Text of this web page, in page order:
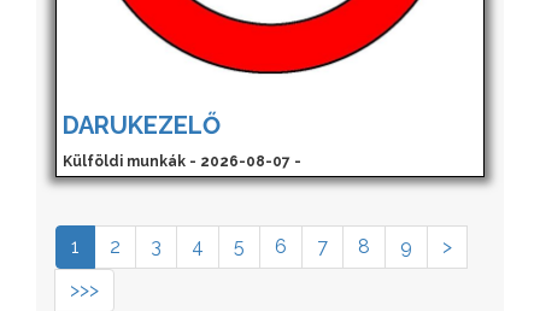
DARUKEZELŐ
Külföldi munkák - 2026-08-07 -
1 2 3 4 5 6 7 8 9
>
>>>